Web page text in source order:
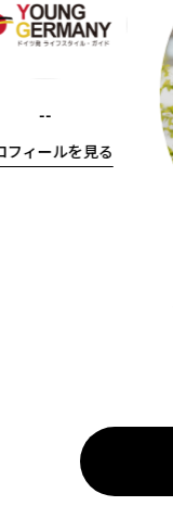
--
フィールを見る